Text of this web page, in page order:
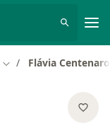
Mudar de cidade
Flávia